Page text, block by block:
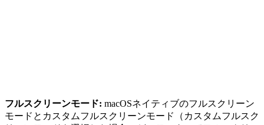
フルスクリーンモード: macOSネイティブのフルスクリーン
モードとカスタムフルスクリーンモード（カスタムフルスク